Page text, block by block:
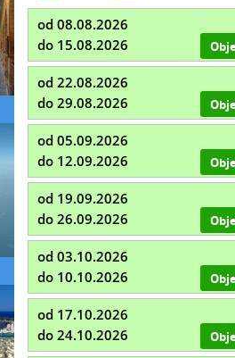
od 08.08.2026
do 15.08.2026
od 22.08.2026
do 29.08.2026
od 05.09.2026
do 12.09.2026
od 19.09.2026
do 26.09.2026
od 03.10.2026
do 10.10.2026
od 17.10.2026
do 24.10.2026